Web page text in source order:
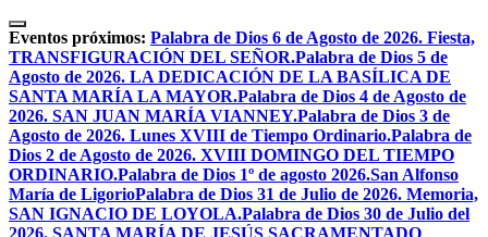
Skip
to
content
Eventos próximos: Palabra de Dios 6 de Agosto de 2026. Fiesta,
TRANSFIGURACIÓN DEL SEÑOR.Palabra de Dios 5 de
Agosto de 2026. LA DEDICACIÓN DE LA BASÍLICA DE
SANTA MARÍA LA MAYOR.Palabra de Dios 4 de Agosto de
2026. SAN JUAN MARÍA VIANNEY.Palabra de Dios 3 de
Agosto de 2026. Lunes XVIII de Tiempo Ordinario.Palabra de
Dios 2 de Agosto de 2026. XVIII DOMINGO DEL TIEMPO
ORDINARIO.Palabra de Dios 1º de agosto 2026.San Alfonso
María de LigorioPalabra de Dios 31 de Julio de 2026. Memoria,
SAN IGNACIO DE LOYOLA.Palabra de Dios 30 de Julio del
2026. SANTA MARÍA DE JESÚS SACRAMENTADO